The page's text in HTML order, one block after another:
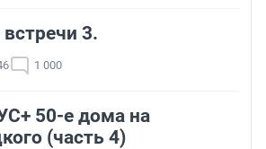
3.
1 000
50-е дома на
(часть 4)